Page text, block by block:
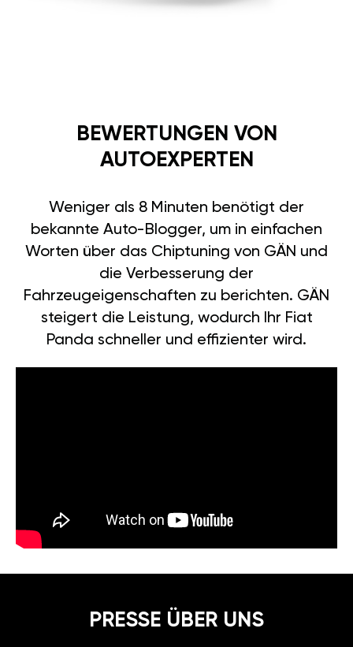
BEWERTUNGEN VON
AUTOEXPERTEN
Weniger als 8 Minuten benötigt der
bekannte Auto-Blogger, um in einfachen
Worten über das Chiptuning von GÄN und
die Verbesserung der
Fahrzeugeigenschaften zu berichten. GÄN
steigert die Leistung, wodurch Ihr Fiat
Panda schneller und effizienter wird.
PRESSE ÜBER UNS